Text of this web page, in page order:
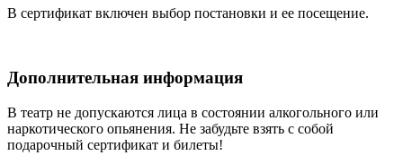
В сертификат включен выбор постановки и ее посещение.
Дополнительная информация
В театр не допускаются лица в состоянии алкогольного или
наркотического опьянения. Не забудьте взять с собой
подарочный сертификат и билеты!